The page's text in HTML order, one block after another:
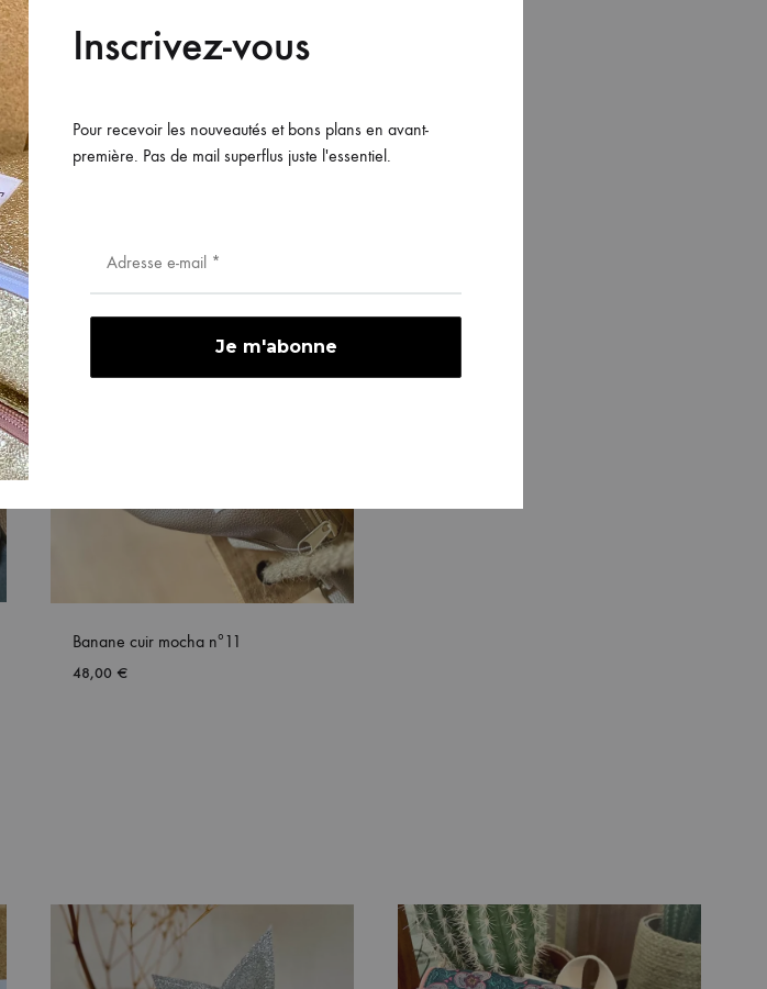
Banane cuir mocha nº11
48,00 €
Inscrivez-vous
Pour recevoir les nouveautés et bons plans en avant-
première. Pas de mail superflus juste l'essentiel.